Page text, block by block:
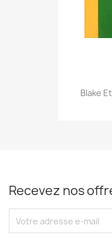
Blake
Recevez nos